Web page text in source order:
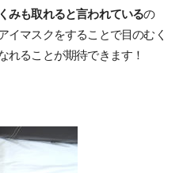
みも取れると言われているの
イマスクをすることで目のむく
れることが期待できます！